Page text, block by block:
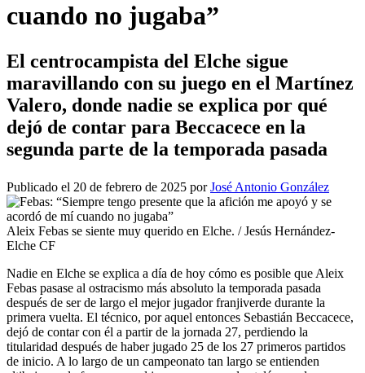
cuando no jugaba”
El centrocampista del Elche sigue
maravillando con su juego en el Martínez
Valero, donde nadie se explica por qué
dejó de contar para Beccacece en la
segunda parte de la temporada pasada
Publicado el 20 de febrero de 2025 porJosé Antonio González
Aleix Febas se siente muy querido en Elche. / Jesús Hernández-
Elche CF
Nadie en Elche se explica a día de hoy cómo es posible que Aleix
Febas pasase al ostracismo más absoluto la temporada pasada
después de ser de largo el mejor jugador franjiverde durante la
primera vuelta. El técnico, por aquel entonces Sebastián Beccacece,
dejó de contar con él a partir de la jornada 27, perdiendo la
titularidad después de haber jugado 25 de los 27 primeros partidos
de inicio. A lo largo de un campeonato tan largo se entienden